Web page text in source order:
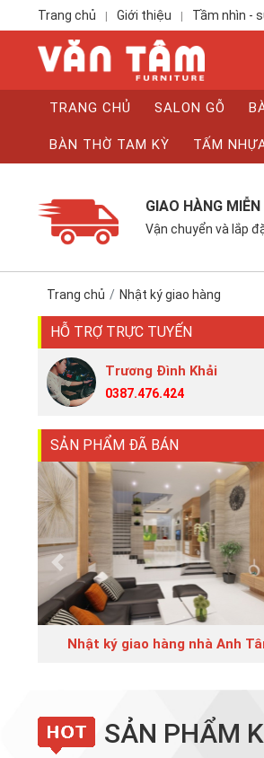
Trang chủ Giới thiệu Tầm nhìn -
TRANG CHỦ SALON GỖ
BÀN THỜ TAM KỲ TẤM
GIAO HÀNG
Vận chuyển và lắp
Trang chủ Nhật ký giao hàng
HỖ TRỢ TRỰC TUYẾN
Trương Đình Khải
0387.476.424
SẢN PHẨM ĐÃ BÁN
Nhật ký giao hàng nhà Anh
Previous
SẢN PHẨM